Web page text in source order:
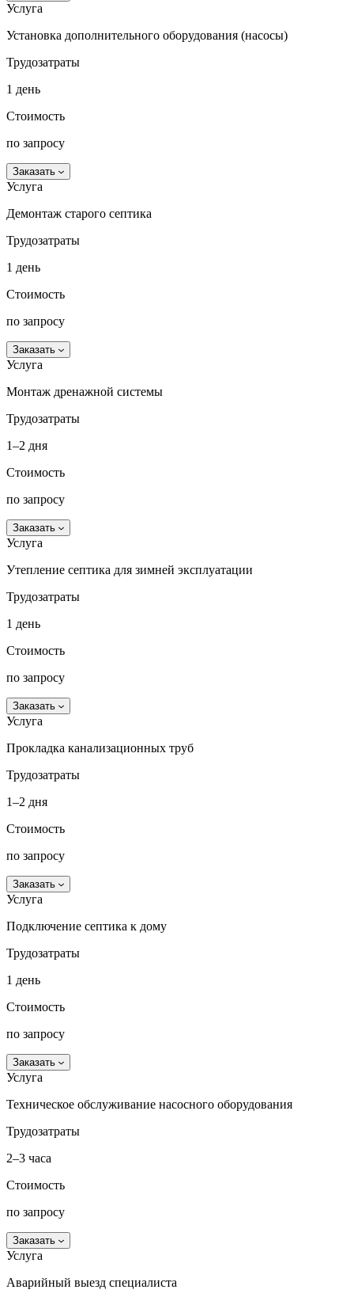
Услуга
Установка дополнительного оборудования (насосы)
Трудозатраты
1 день
Стоимость
по запросу
Заказать
Услуга
Демонтаж старого септика
Трудозатраты
1 день
Стоимость
по запросу
Заказать
Услуга
Монтаж дренажной системы
Трудозатраты
1–2 дня
Стоимость
по запросу
Заказать
Услуга
Утепление септика для зимней эксплуатации
Трудозатраты
1 день
Стоимость
по запросу
Заказать
Услуга
Прокладка канализационных труб
Трудозатраты
1–2 дня
Стоимость
по запросу
Заказать
Услуга
Подключение септика к дому
Трудозатраты
1 день
Стоимость
по запросу
Заказать
Услуга
Техническое обслуживание насосного оборудования
Трудозатраты
2–3 часа
Стоимость
по запросу
Заказать
Услуга
Аварийный выезд специалиста